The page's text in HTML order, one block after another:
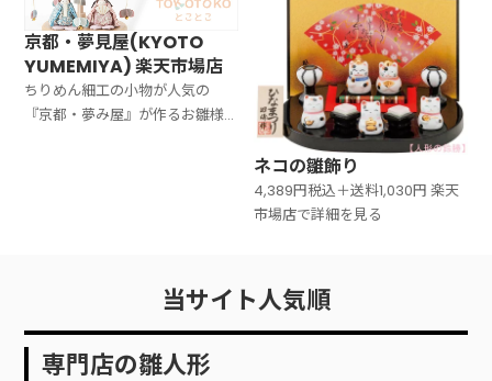
京都・夢見屋(KYOTO
YUMEMIYA) 楽天市場店
ちりめん細工の小物が人気の
『京都・夢み屋』が作るお雛様
ネコの雛飾り
4,389円税込＋送料1,030円 楽天
市場店で詳細を見る
当サイト人気順
専門店の雛人形